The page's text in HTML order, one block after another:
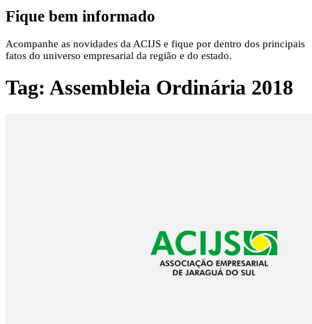
Fique bem informado
Acompanhe as novidades da ACIJS e fique por dentro dos principais
fatos do universo empresarial da região e do estado.
Tag: Assembleia Ordinária 2018